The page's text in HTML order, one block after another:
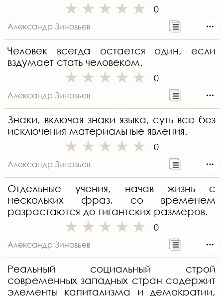
0
Александр Зиновьев
Человек всегда остается один, если
вздумает стать человеком.
0
Александр Зиновьев
Знаки, включая знаки языка, суть все без
исключения материальные явления.
0
Александр Зиновьев
Отдельные учения, начав жизнь с
нескольких фраз, со временем
разрастаются до гигантских размеров.
0
Александр Зиновьев
Реальный социальный строй
современных западных стран содержит
элементы капитализма и демократии,